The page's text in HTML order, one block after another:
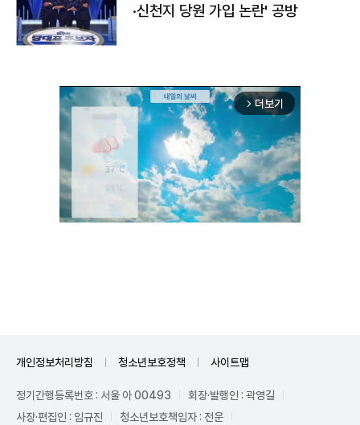
·신천지 당원 가입 논란' 공방
arrow_forward_ios 더보기
개인정보처리방침 청소년보호정책 사이트맵
정기간행등록번호 : 서울 아 00493
회장·발행인 : 곽영길
사장·편집인 : 임규진
청소년보호책임자 : 전운